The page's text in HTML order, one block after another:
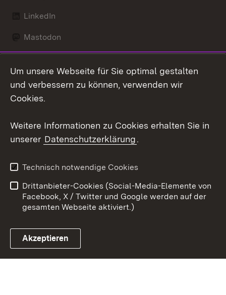
LinkedIn
Mastodon
X / Twitter
Youtube
Link zum Landesportal
Kontakt
Datenschutz
Barrierefreiheit
Impressum Cookies
Um unsere Webseite für Sie optimal gestalten
und verbessern zu können, verwenden wir
Cookies.
Weitere Informationen zu Cookies erhalten Sie in
unserer Datenschutzerklärung.
Technisch notwendige Cookies
Drittanbieter-Cookies (Social-Media-Elemente von
Facebook, X / Twitter und Google werden auf der
gesamten Webseite aktiviert.)
Akzeptieren